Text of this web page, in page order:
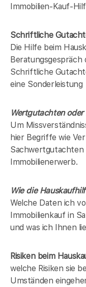
Immobilien-Kauf-
Schriftliche
Die Hilfe beim
Beratungsgespräch
Schriftliche
eine Sonderleistung
Wertgutachten
Um
hier Begriffe wie
Immobilienerwerb.
Wie die
Welche Daten ich
Immobilienkauf in
und was ich Ihnen
Risiken beim
welche Risiken sie
Umständen